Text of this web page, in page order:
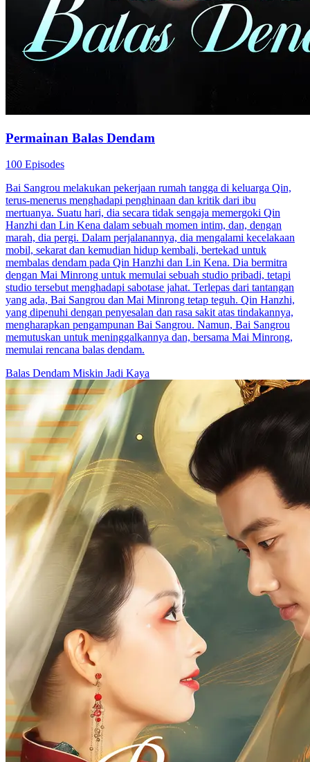
Permainan Balas Dendam
100 Episodes
Bai Sangrou melakukan pekerjaan rumah tangga di keluarga Qin,
terus-menerus menghadapi penghinaan dan kritik dari ibu
mertuanya. Suatu hari, dia secara tidak sengaja memergoki Qin
Hanzhi dan Lin Kena dalam sebuah momen intim, dan, dengan
marah, dia pergi. Dalam perjalanannya, dia mengalami kecelakaan
mobil, sekarat dan kemudian hidup kembali, bertekad untuk
membalas dendam pada Qin Hanzhi dan Lin Kena. Dia bermitra
dengan Mai Minrong untuk memulai sebuah studio pribadi, tetapi
studio tersebut menghadapi sabotase jahat. Terlepas dari tantangan
yang ada, Bai Sangrou dan Mai Minrong tetap teguh. Qin Hanzhi,
yang dipenuhi dengan penyesalan dan rasa sakit atas tindakannya,
mengharapkan pengampunan Bai Sangrou. Namun, Bai Sangrou
memutuskan untuk meninggalkannya dan, bersama Mai Minrong,
memulai rencana balas dendam.
Balas Dendam Miskin Jadi Kaya